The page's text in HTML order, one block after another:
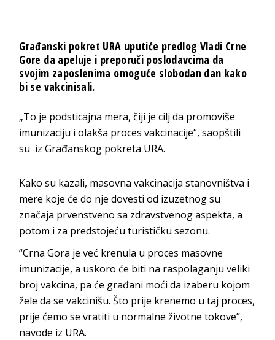
Građanski pokret URA uputiće predlog Vladi Crne
Gore da apeluje i preporuči poslodavcima da
svojim zaposlenima omoguće slobodan dan kako
bi se vakcinisali.
„To je podsticajna mera, čiji je cilj da promoviše
imunizaciju i olakša proces vakcinacije“, saopštili
su iz Građanskog pokreta URA.
Kako su kazali, masovna vakcinacija stanovništva i
mere koje će do nje dovesti od izuzetnog su
značaja prvenstveno sa zdravstvenog aspekta, a
potom i za predstojeću turističku sezonu.
“Crna Gora je već krenula u proces masovne
imunizacije, a uskoro će biti na raspolaganju veliki
broj vakcina, pa će građani moći da izaberu kojom
žele da se vakcinišu. Što prije krenemo u taj proces,
prije ćemo se vratiti u normalne životne tokove”,
navode iz URA.